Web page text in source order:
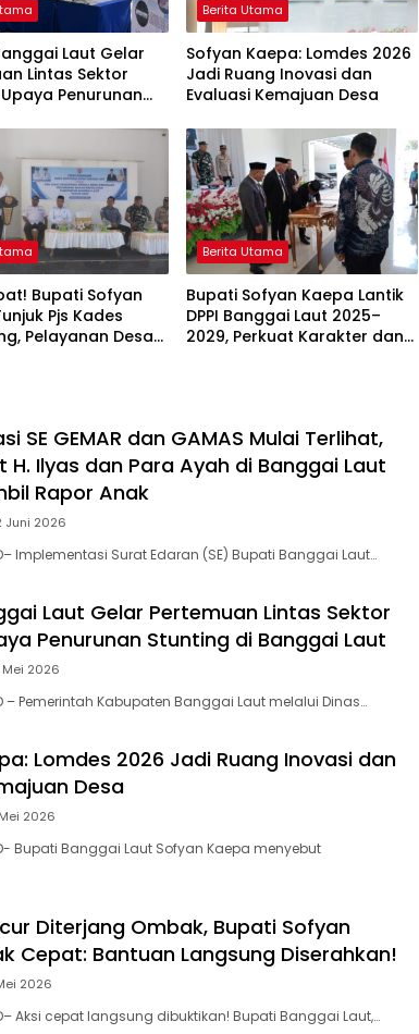
Laut Gelar
Lintas Sektor
Penurunan
Berita Utama
Sofyan Kaepa: Lomdes 2026
Jadi Ruang Inovasi dan
Evaluasi Kemajuan Desa
Bupati Sofyan
Pjs Kades
Pelayanan Desa
Berita Utama
Bupati Sofyan Kaepa Lantik
DPPI Banggai Laut 2025–
2029, Perkuat Karakter dan
SE GEMAR dan GAMAS Mulai Terlihat,
H. Ilyas dan Para Ayah di Banggai Laut
Rapor Anak
Juni 2026
Implementasi Surat Edaran (SE) Bupati Banggai Laut…
Laut Gelar Pertemuan Lintas Sektor
Penurunan Stunting di Banggai Laut
Mei 2026
– Pemerintah Kabupaten Banggai Laut melalui Dinas…
Lomdes 2026 Jadi Ruang Inovasi dan
Desa
2026
Bupati Banggai Laut Sofyan Kaepa menyebut
Diterjang Ombak, Bupati Sofyan
Cepat: Bantuan Langsung Diserahkan!
2026
Aksi cepat langsung dibuktikan! Bupati Banggai Laut,…